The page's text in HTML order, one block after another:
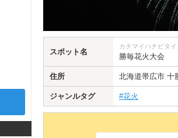
スポット名
カチマイハナビタイ
勝毎花火大会
住所 北海道帯広市 十
ジャンルタグ #花火